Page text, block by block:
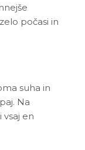
počasi in
suha in
Na
en